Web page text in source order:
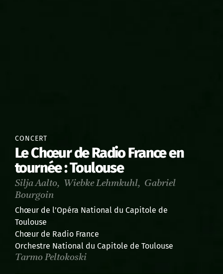
CONCERT
Le Chœur de Radio France en
tournée : Toulouse
Silja Aalto, Wiebke Lehmkuhl, Gabriel
Bourgoin
Chœur de l’Opéra National du Capitole de
Toulouse
Chœur de Radio France
Orchestre National du Capitole de Toulouse
Tarmo Peltokoski